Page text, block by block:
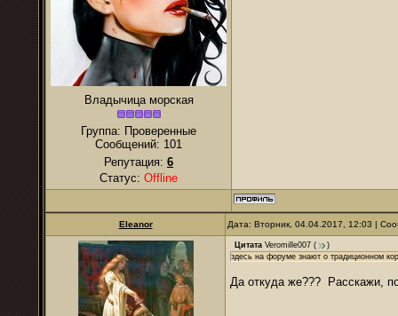
Владычица морская
Группа: Проверенные
Сообщений: 101
Репутация: 6
Статус: Offline
Eleanor Дата: Вторник, 04.04.2017, 12:03 |
Цитата Veromille007 (
)
здесь на форуме знают о традиционном
Да откуда же??? Расскажи,